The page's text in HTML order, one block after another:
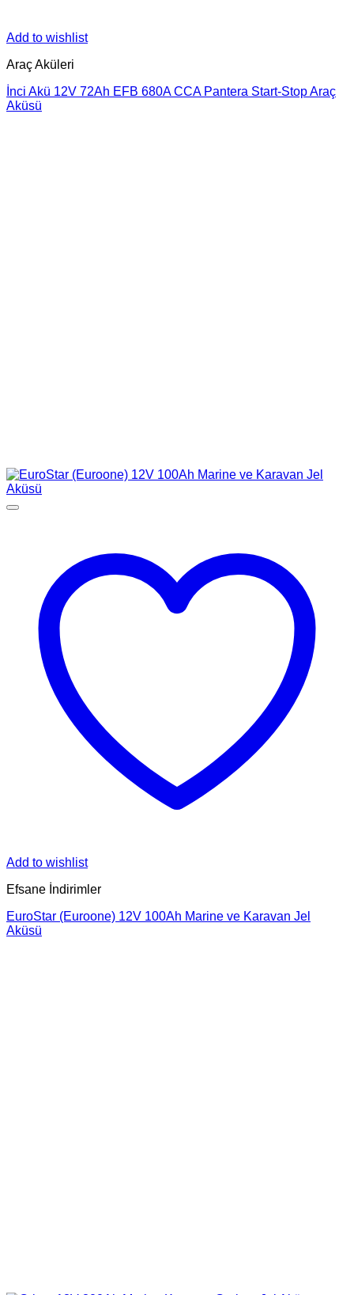
Add to wishlist
Araç Aküleri
İnci Akü 12V 72Ah EFB 680A CCA Pantera Start-Stop Araç
Aküsü
Add to wishlist
Efsane İndirimler
EuroStar (Euroone) 12V 100Ah Marine ve Karavan Jel
Aküsü